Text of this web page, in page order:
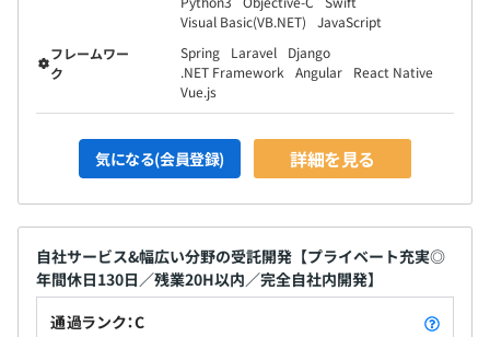
ンジニアとして、Webシステム、スマホアプリ、制御シス
テム、組込みシステム、、などソフトウェアが関連するも
のは、多岐にわたりに携わってきました。マルチスタック
エンジニアです。
Visual Basic(VB.NET)
JavaScript
フレームワー
ク
Spring Laravel
Django
.NET Framework
Angular
React Native
Vue.js
気になる(会員登録) 詳細を見る
自社サービス&幅広い分野の受託開発【プライベート充実◎
年間休日130日／残業20H以内／完全自社内開発】
通過ランク：C